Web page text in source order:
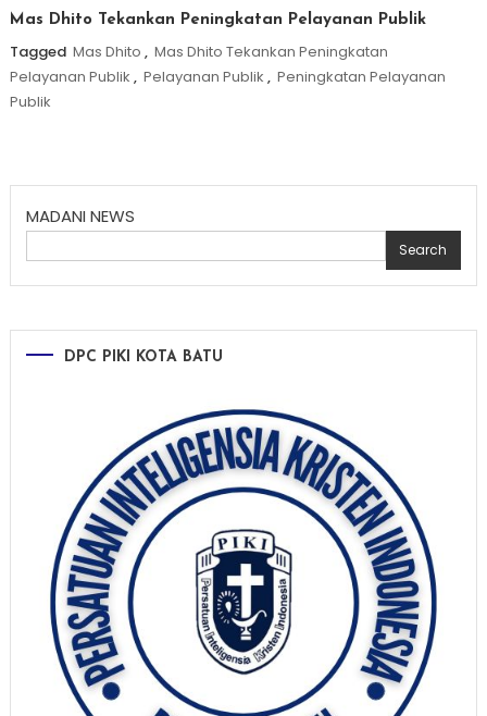
Mas Dhito Tekankan Peningkatan Pelayanan Publik
Tagged Mas Dhito , Mas Dhito Tekankan Peningkatan
Pelayanan Publik , Pelayanan Publik , Peningkatan Pelayanan
Publik
MADANI NEWS
Search
DPC PIKI KOTA BATU